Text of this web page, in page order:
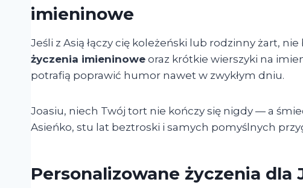
imieninowe
Jeśli z Asią łączy cię koleżeński lub rodzinny żart,
życzenia imieninowe oraz krótkie wierszyki na
potrafią poprawić humor nawet w zwykłym dniu.
Joasiu, niech Twój tort nie kończy się nigdy — a
Asieńko, stu lat beztroski i samych pomyślnych
Personalizowane życzenia dla